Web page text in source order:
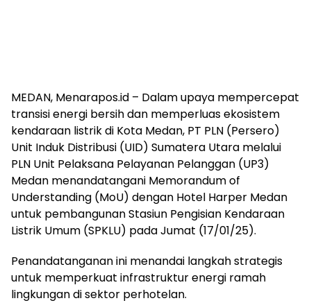
MEDAN, Menarapos.id – Dalam upaya mempercepat
transisi energi bersih dan memperluas ekosistem
kendaraan listrik di Kota Medan, PT PLN (Persero)
Unit Induk Distribusi (UID) Sumatera Utara melalui
PLN Unit Pelaksana Pelayanan Pelanggan (UP3)
Medan menandatangani Memorandum of
Understanding (MoU) dengan Hotel Harper Medan
untuk pembangunan Stasiun Pengisian Kendaraan
Listrik Umum (SPKLU) pada Jumat (17/01/25).
Penandatanganan ini menandai langkah strategis
untuk memperkuat infrastruktur energi ramah
lingkungan di sektor perhotelan.